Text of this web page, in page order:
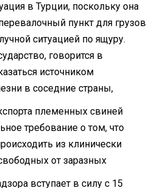
в Турции, поскольку она
пункт для грузов
ситуацией по ящуру.
говорится в
источником
в соседние страны,
племенных свиней
требование о том, что
из клинически
от заразных
вступает в силу с 15